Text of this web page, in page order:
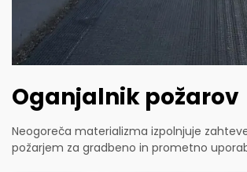
Oganjalnik požarov
Neogoreča materializma izpolnjuje
požarjem za gradbeno in prometno